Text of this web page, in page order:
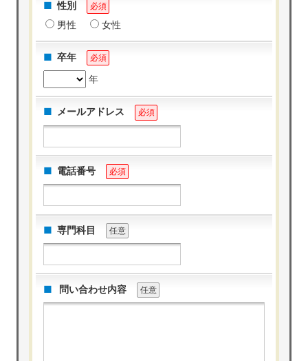
性別 必須
男性 女性
卒年 必須
年
メールアドレス 必須
電話番号 必須
専門科目 任意
問い合わせ内容 任意